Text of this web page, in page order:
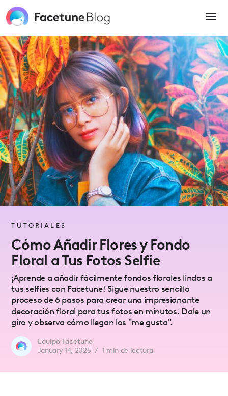
note:
This
includes
an
accessibility
system.
TUTORIALES
Cómo Añadir Flores y Fondo
Floral a Tus Fotos Selfie
¡Aprende a añadir fácilmente fondos florales lindos a
tus selfies con Facetune! Sigue nuestro sencillo
proceso de 6 pasos para crear una impresionante
decoración floral para tus fotos en minutos. Dale un
giro y observa cómo llegan los "me gusta".
Equipo Facetune
January 14, 2025 / 1 min de lectura